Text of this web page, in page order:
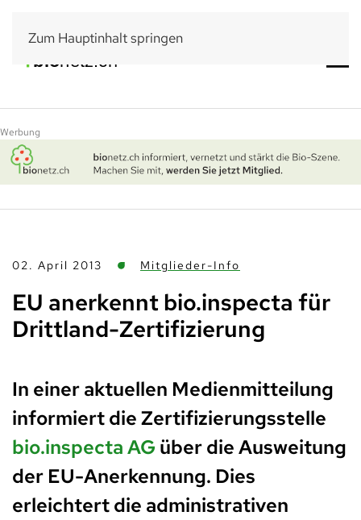
Zum Hauptinhalt springen
Werbung
02. April 2013 Mitglieder-Info
EU anerkennt bio.inspecta für
Drittland-Zertifizierung
In einer aktuellen Medienmitteilung
informiert die Zertifizierungsstelle
bio.inspecta AG über die Ausweitung
der EU-Anerkennung. Dies
erleichtert die administrativen